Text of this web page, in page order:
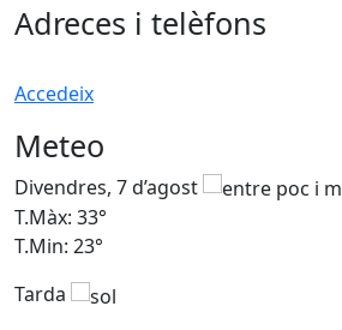
Adreces i telèfons
Accedeix
Meteo
Divendres, 7 d’agost
T.Màx: 33°
T.Min: 23°
Tarda